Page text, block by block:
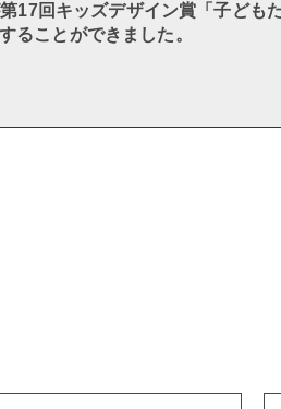
17回キッズデザイン賞「子ども
ることができました。